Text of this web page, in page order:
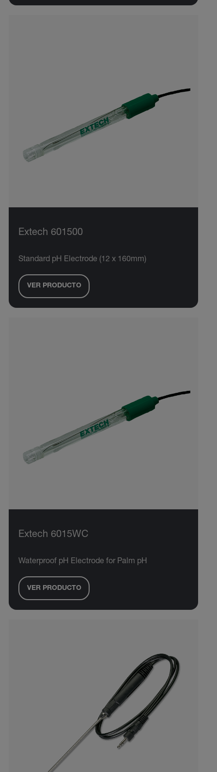
Extech 601500
Standard pH Electrode (12 x 160mm)
VER PRODUCTO
Extech 6015WC
Waterproof pH Electrode for Palm pH
VER PRODUCTO